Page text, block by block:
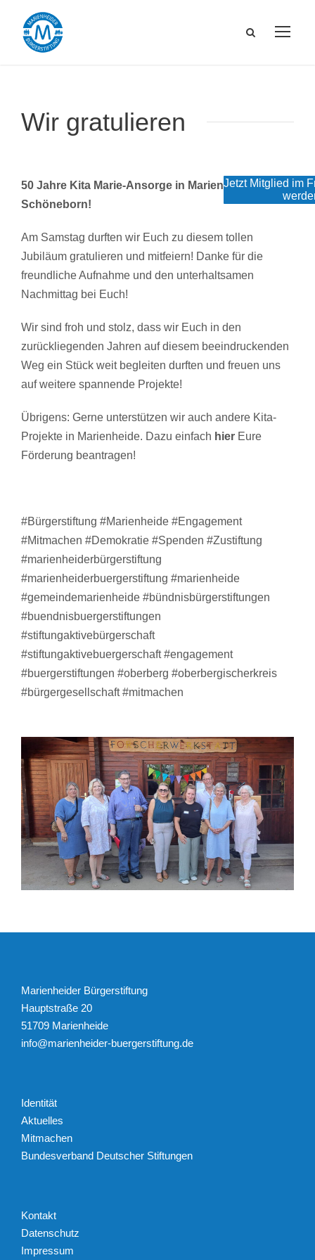
Wir gratulieren
50 Jahre Kita Marie-Ansorge in Marienheide-
Schöneborn!
Am Samstag durften wir Euch zu diesem tollen
Jubiläum gratulieren und mitfeiern! Danke für die
freundliche Aufnahme und den unterhaltsamen
Nachmittag bei Euch!
Wir sind froh und stolz, dass wir Euch in den
zurückliegenden Jahren auf diesem beeindruckenden
Weg ein Stück weit begleiten durften und freuen uns
auf weitere spannende Projekte!
Übrigens: Gerne unterstützen wir auch andere Kita-
Projekte in Marienheide. Dazu einfach hier Eure
Förderung beantragen!
#Bürgerstiftung #Marienheide #Engagement
#Mitmachen #Demokratie #Spenden #Zustiftung
#marienheiderbürgerstiftung
#marienheiderbuergerstiftung #marienheide
#gemeindemarienheide #bündnisbürgerstiftungen
#buendnisbuergerstiftungen
#stiftungaktivebürgerschaft
#stiftungaktivebuergerschaft #engagement
#buergerstiftungen #oberberg #oberbergischerkreis
#bürgergesellschaft #mitmachen
Marienheider Bürgerstiftung
Hauptstraße 20
51709 Marienheide
info@marienheider-buergerstiftung.de
Identität
Aktuelles
Mitmachen
Bundesverband Deutscher Stiftungen
Kontakt
Datenschutz
Impressum
Jetzt Mitglied im